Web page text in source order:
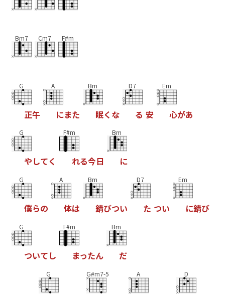
Bm7 Cm7 F#m
G
正午
A
にまた
Bm
眠く な
D7
る 安
Em
心があ
G
やしてく
F#m
れる今日
Bm
に
G
僕らの
A
体は
Bm
錆びつい
D7
た つい
Em
に錆び
G
ついてし
F#m
まったん
Bm
だ
G G#m7-5 A D